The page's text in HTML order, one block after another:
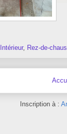
Intérieur, Rez-de-
Inscription à :